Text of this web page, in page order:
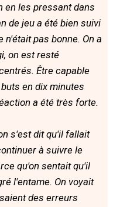
en les pressant dans
de jeu a été bien suivi
n'était pas bonne. On a
on est resté
Être capable
en dix minutes
a été très forte.
s'est dit qu'il fallait
à suivre le
qu'on sentait qu'il
l'entame. On voyait
des erreurs